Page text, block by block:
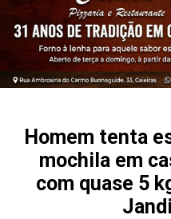
Homem tenta
mochila em
com quase 5